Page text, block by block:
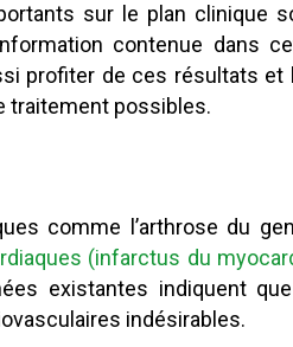
sur le plan clinique
contenue dans
profiter de ces résultats et
traitement possibles.
comme l’arthrose du
(infarctus du
existantes indiquent
indésirables.